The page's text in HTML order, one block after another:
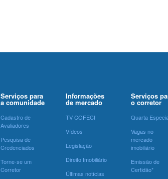
Serviços para
a comunidade
Cadastro de
Avaliadores
Pesquisa de
Credenciados
Torne-se um
Corretor
Informações
de mercado
TV COFECI
Vídeos
Legislação
Direito Imobiliário
Últimas notícias
Serviços
o corretor
Quarta
Vagas no
mercado
imobiliário
Emissão de
Certidão*